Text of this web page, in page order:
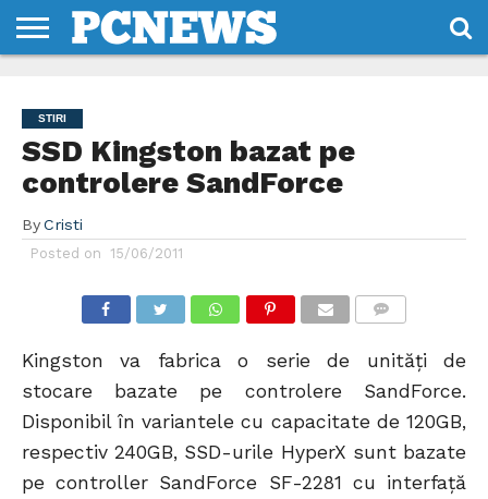
NOI
SI
CONDITII
STIRI
SSD Kingston bazat pe
controlere SandForce
By Cristi
Posted on 15/06/2011
Kingston va fabrica o serie de unități de
stocare bazate pe controlere SandForce.
Disponibil în variantele cu capacitate de 120GB,
respectiv 240GB, SSD-urile HyperX sunt bazate
pe controller SandForce SF-2281 cu interfaţă